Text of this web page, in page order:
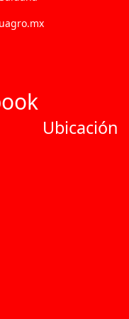
Ubicación